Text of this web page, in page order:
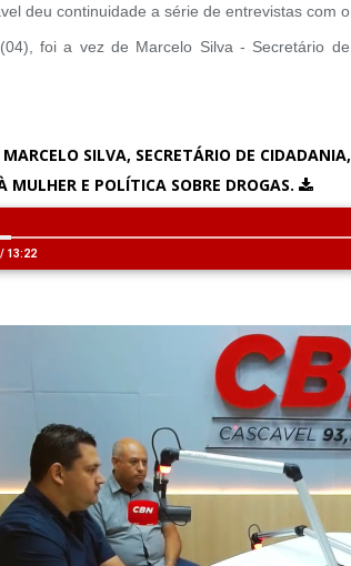
deu continuidade a série de entrevistas com
foi a vez de Marcelo Silva - Secretário
SILVA, SECRETÁRIO DE
MULHER E POLÍTICA SOBRE DROGAS.
/ 13:22